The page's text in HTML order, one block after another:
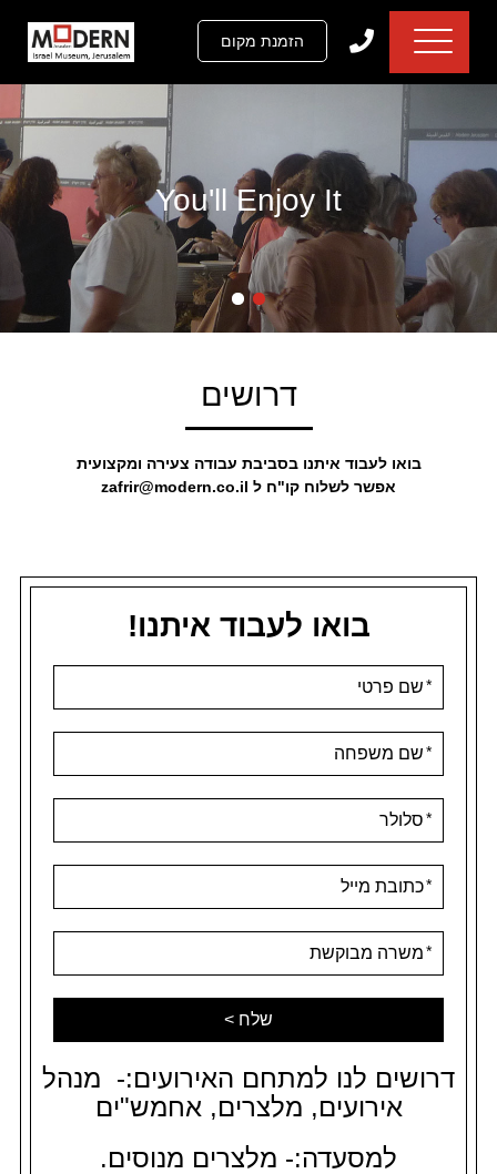
דלג לסרגל הניווט
דלג לתוכן
הזמנת מקום
You'll Enjoy It
דרושים
בואו לעבוד איתנו בסביבת עבודה צעירה ומקצועית
אפשר לשלוח קו"ח ל zafrir@modern.co.il
בואו לעבוד איתנו!
אנא
מלאו
טופס
בואו
לעבוד
איתנו!
דרושים לנו למתחם האירועים:- מנהל
אירועים, מלצרים, אחמש"ים
למסעדה:- מלצרים מנוסים.